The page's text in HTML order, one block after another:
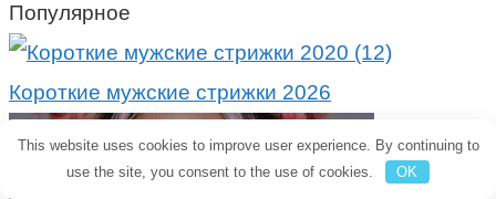
Популярное
Короткие мужские стрижки 2026
This website uses cookies to improve user experience. By continuing to
use the site, you consent to the use of cookies.
OK